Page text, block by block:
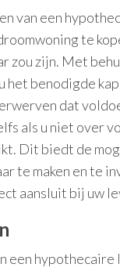
van een
te
zou zijn. Met
het benodigde
dat
als u niet over
Dit biedt de
te maken en te
aansluit bij uw
een hypothecaire